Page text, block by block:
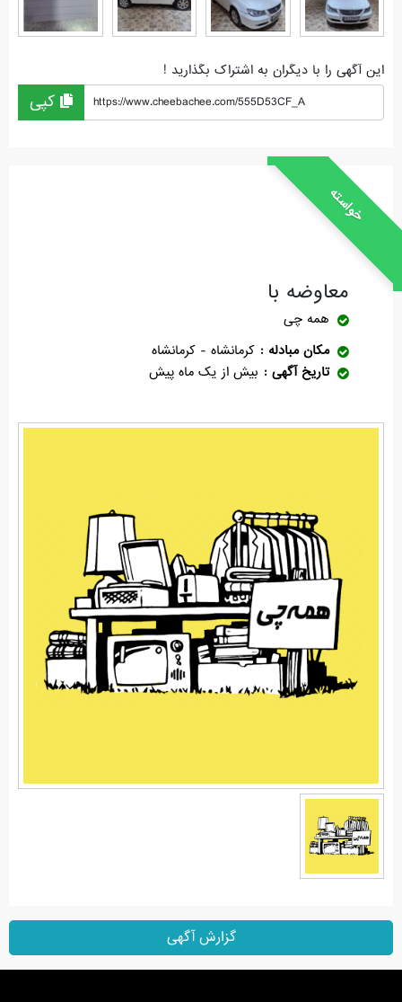
این آگهی را با دیگران به اشتراک بگذارید !
https://www.cheebachee.com/555D53CF_A
خواسته
معاوضه با
همه چی
مکان مبادله
کرمانشاه - کرمانشاه
تاریخ آگهی
بیش از یک ماه پیش
گزارش آگهی